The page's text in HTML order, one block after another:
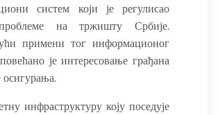
систем који је регулисао
на тржишту Србије.
примени тог информационог
је интересовање грађана
осигурања.
инфраструктуру коју поседује